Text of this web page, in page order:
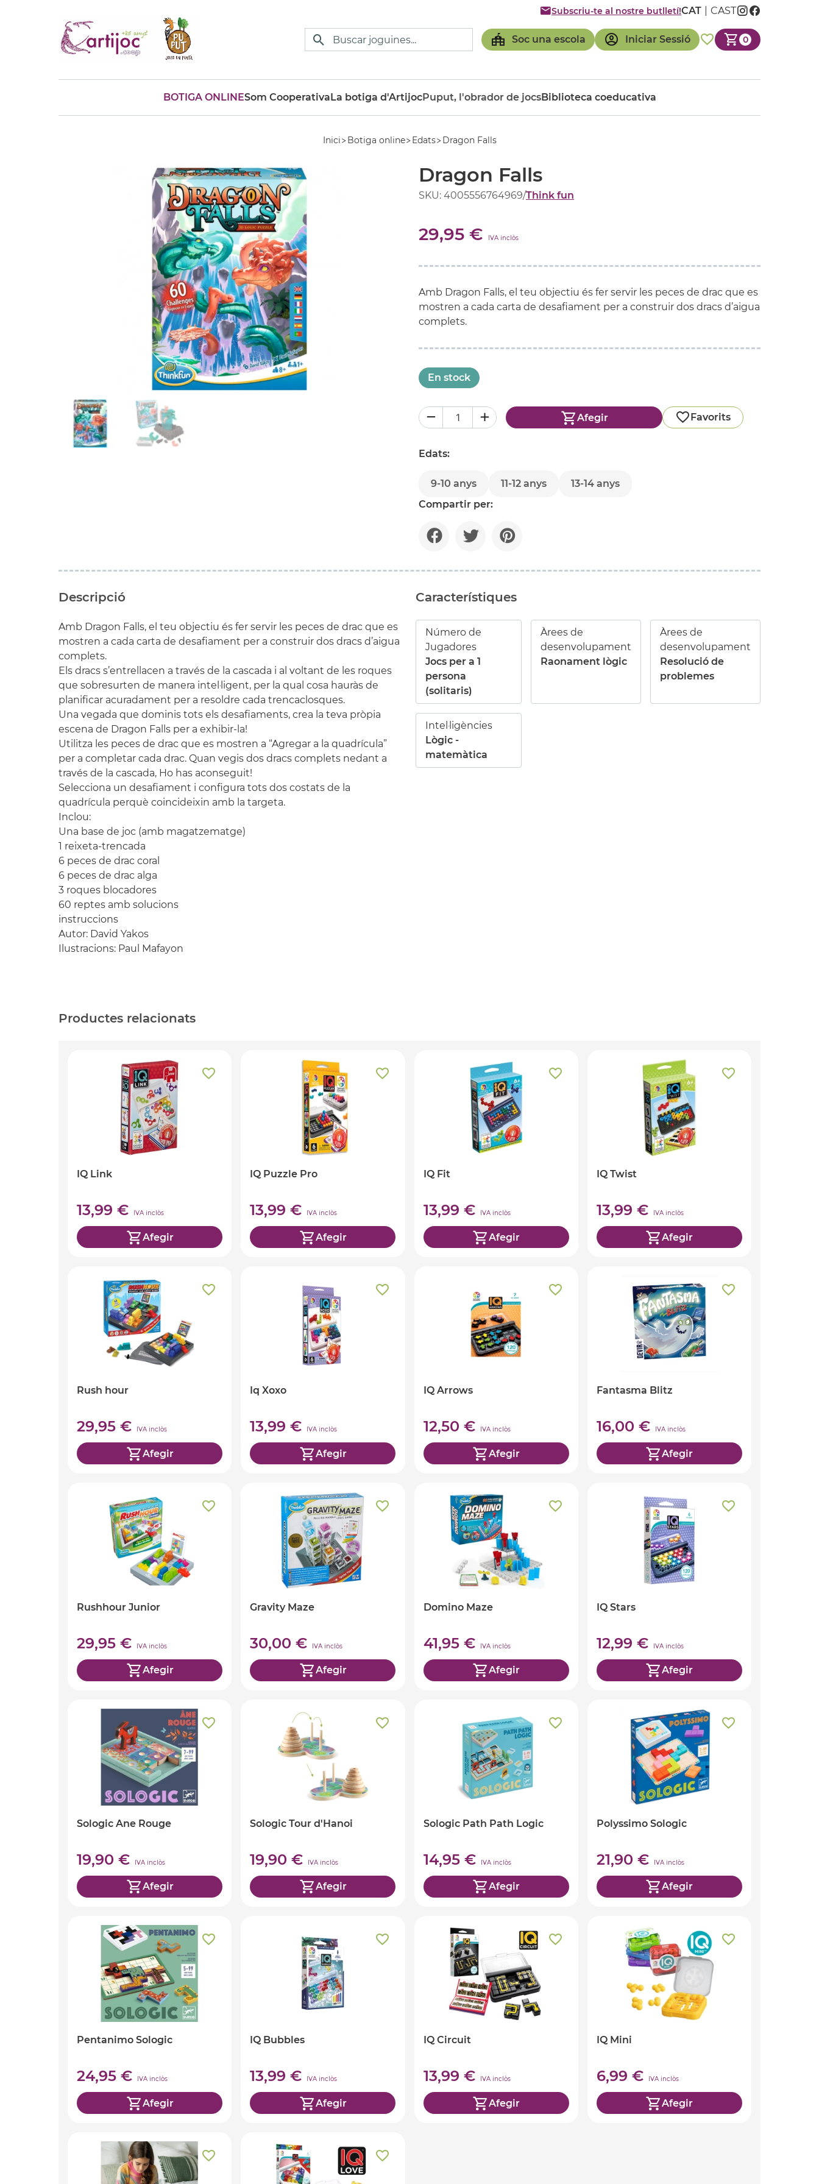
Soc una escola Iniciar Sessió 0
Subscriu-te al nostre butlletí!CAT CAST
BOTIGA ONLINESom CooperativaLa botiga d'ArtijocPuput, l'obrador de jocsBiblioteca coeducativa
Inici Botiga online Edats Dragon Falls
Dragon Falls
SKU: 4005556764969/Think fun
29,95 € IVA inclòs
Amb Dragon Falls, el teu objectiu és fer servir les peces de drac que es
mostren a cada carta de desafiament per a construir dos dracs d’aigua
complets.
En stock
Afegir Favorits
Edats:
9-10 anys 11-12 anys
13-14 anys
Compartir per:
Descripció
Amb Dragon Falls, el teu objectiu és fer servir les peces de drac que es
mostren a cada carta de desafiament per a construir dos dracs d’aigua
complets.
Els dracs s’entrellacen a través de la cascada i al voltant de les roques
que sobresurten de manera intel·ligent, per la qual cosa hauràs de
planificar acuradament per a resoldre cada trencaclosques.
Una vegada que dominis tots els desafiaments, crea la teva pròpia
escena de Dragon Falls per a exhibir-la!
Utilitza les peces de drac que es mostren a “Agregar a la quadrícula”
per a completar cada drac. Quan vegis dos dracs complets nedant a
través de la cascada, Ho has aconseguit!
Selecciona un desafiament i configura tots dos costats de la
quadrícula perquè coincideixin amb la targeta.
Inclou:
Una base de joc (amb magatzematge)
1 reixeta-trencada
6 peces de drac coral
6 peces de drac alga
3 roques blocadores
60 reptes amb solucions
instruccions
Autor: David Yakos
Ilustracions: Paul Mafayon
Característiques
Número de
Jugadores
Jocs per a 1
persona
(solitaris)
Àrees de
desenvolupament
Raonament lògic
Àrees de
desenvolupament
Resolució de
problemes
Intel·ligències
Lògic -
matemàtica
Productes relacionats
IQ Link
13,99 € IVA inclòs
Afegir
IQ Puzzle Pro
13,99 € IVA inclòs
Afegir
IQ Fit
13,99 € IVA inclòs
Afegir
IQ Twist
13,99 € IVA inclòs
Afegir
Rush hour
29,95 € IVA inclòs
Afegir
Iq Xoxo
13,99 € IVA inclòs
Afegir
IQ Arrows
12,50 € IVA inclòs
Afegir
Fantasma Blitz
16,00 € IVA inclòs
Afegir
Rushhour Junior
29,95 € IVA inclòs
Afegir
Gravity Maze
30,00 € IVA inclòs
Afegir
Domino Maze
41,95 € IVA inclòs
Afegir
IQ Stars
12,99 € IVA inclòs
Afegir
Sologic Ane Rouge
19,90 € IVA inclòs
Afegir
Sologic Tour d'Hanoi
19,90 € IVA inclòs
Afegir
Sologic Path Path Logic
14,95 € IVA inclòs
Afegir
Polyssimo Sologic
21,90 € IVA inclòs
Afegir
Pentanimo Sologic
24,95 € IVA inclòs
Afegir
IQ Bubbles
13,99 € IVA inclòs
Afegir
IQ Circuit
13,99 € IVA inclòs
Afegir
IQ Mini
6,99 € IVA inclòs
Afegir